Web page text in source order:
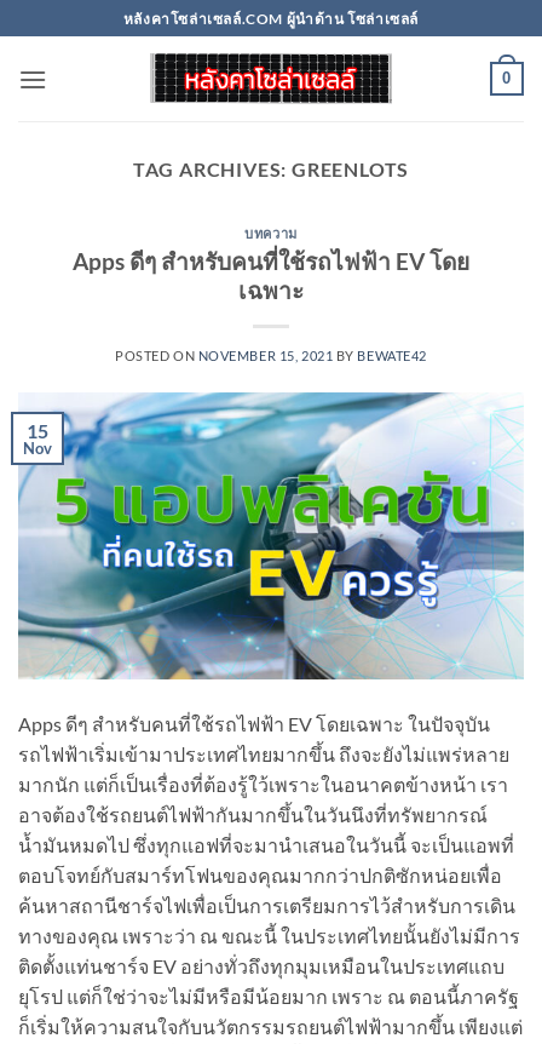
to
content
หลังคาโซล่าเซลล์.COM ผู้นำด้าน โซล่าเซลล์
0
TAG ARCHIVES: GREENLOTS
บทความ
Apps ดีๆ สำหรับคนที่ใช้รถไฟฟ้า EV โดย
เฉพาะ
POSTED ON NOVEMBER 15, 2021 BY BEWATE42
15
Nov
Apps ดีๆ สำหรับคนที่ใช้รถไฟฟ้า EV โดยเฉพาะ ในปัจจุบัน
รถไฟฟ้าเริ่มเข้ามาประเทศไทยมากขึ้น ถึงจะยังไม่แพร่หลาย
มากนัก แต่ก็เป็นเรื่องที่ต้องรู้ใว้เพราะในอนาคตข้างหน้า เรา
อาจต้องใช้รถยนต์ไฟฟ้ากันมากขึ้นในวันนึงที่ทรัพยากรณ์
น้ำมันหมดไป ซึ่งทุกแอฟที่จะมานำเสนอในวันนี้ จะเป็นแอพที่
ตอบโจทย์กับสมาร์ทโฟนของคุณมากกว่าปกติซักหน่อยเพื่อ
ค้นหาสถานีชาร์จไฟเพื่อเป็นการเตรียมการไว้สำหรับการเดิน
ทางของคุณ เพราะว่า ณ ขณะนี้ ในประเทศไทยนั้นยังไม่มีการ
ติดตั้งแท่นชาร์จ EV อย่างทั่วถึงทุกมุมเหมือนในประเทศแถบ
ยุโรป แต่ก็ใช่ว่าจะไม่มีหรือมีน้อยมาก เพราะ ณ ตอนนี้ภาครัฐ
ก็เริ่มให้ความสนใจกับนวัตกรรมรถยนต์ไฟฟ้ามากขึ้น เพียงแต่